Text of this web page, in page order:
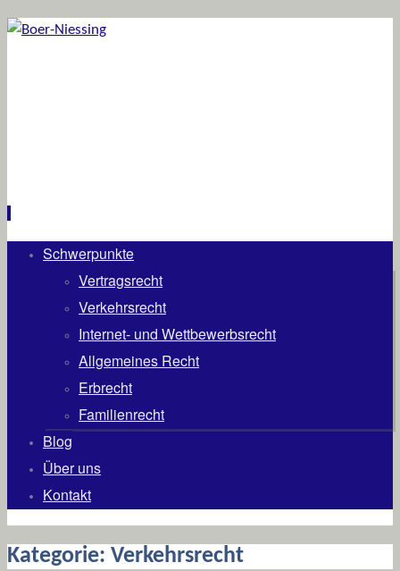
Zum
Schwerpunkte
Vertragsrecht
Verkehrsrecht
Internet- und Wettbewerbsrecht
Allgemeines Recht
Erbrecht
Familienrecht
Blog
Über uns
Kontakt
Kategorie: Verkehrsrecht